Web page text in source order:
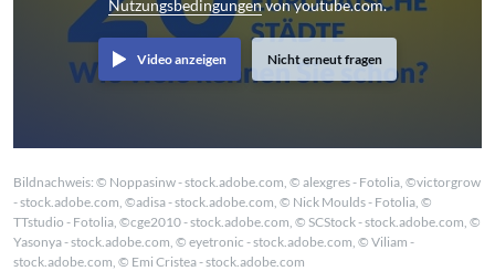
Nutzungsbedingungenvon youtube.com.
Video anzeigen Nicht erneut fragen
Bildnachweis: © Noppasinw - stock.adobe.com, © alexgres - Fotolia, ©victorgrow
- stock.adobe.com, ©adisa - stock.adobe.com, © Nick Moulds - Fotolia, ©
TTstudio - Fotolia, ©cge2010 - stock.adobe.com, © SCStock - stock.adobe.com, ©
Yasonya - stock.adobe.com, © eyetronic - stock.adobe.com, © Viliam -
stock.adobe.com, © Emi Cristea - stock.adobe.com